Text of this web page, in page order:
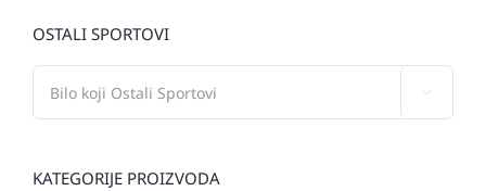
OSTALI SPORTOVI
KATEGORIJE PROIZVODA